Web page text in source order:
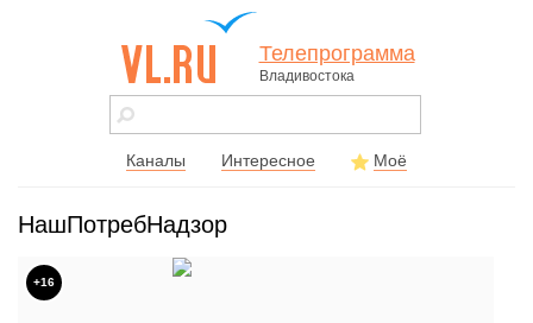
vl.ru - сайт
города
Телепрограмма
Владивостока
Каналы Интересное Моё
НашПотребНадзор
+16